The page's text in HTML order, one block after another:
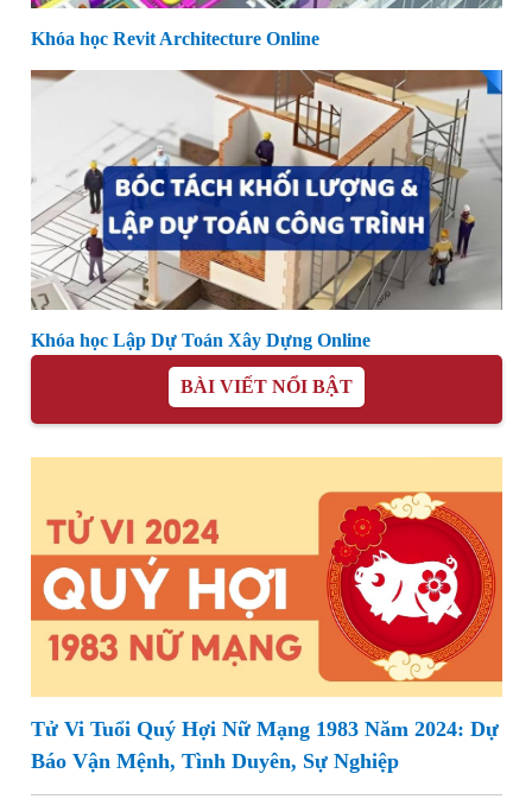
Khóa học Revit Architecture Online
Khóa học Lập Dự Toán Xây Dựng Online
BÀI VIẾT NỔI BẬT
Tử Vi Tuổi Quý Hợi Nữ Mạng 1983 Năm 2024: Dự
Báo Vận Mệnh, Tình Duyên, Sự Nghiệp